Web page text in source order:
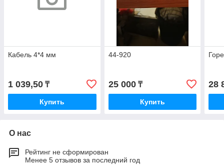
Кабель 4*4 мм
1 039,50 ₸
Купить
44-920
25 000₸
Купить
28
О нас
Рейтинг не сформирован
Менее 5 отзывов за последний год